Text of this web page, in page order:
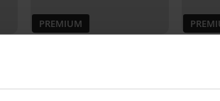
PREMIUM
Bralette HUGO Triangle RL
50,99 €